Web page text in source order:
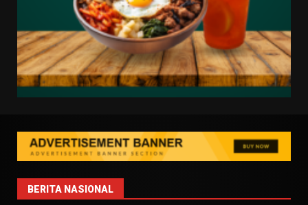
BERITA NASIONAL